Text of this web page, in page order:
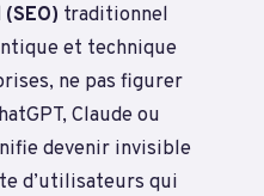
traditionnel
et technique
ne pas figurer
Claude ou
devenir invisible
d’utilisateurs qui